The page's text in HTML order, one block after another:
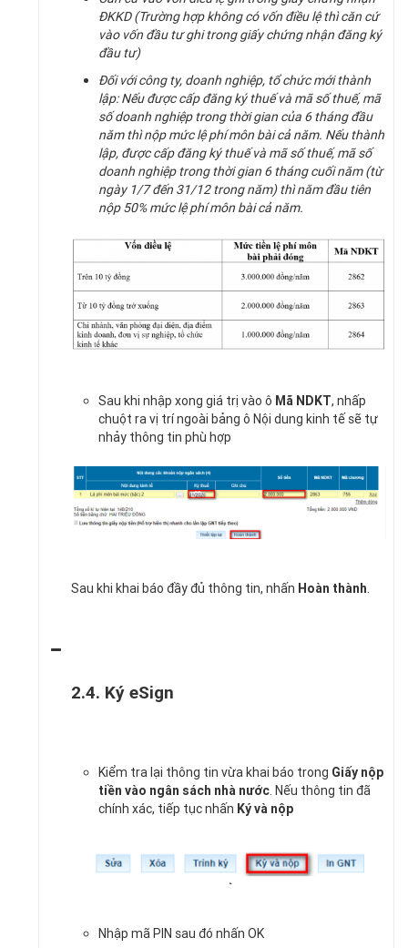
ĐKKD (Trường hợp không có vốn điều lệ thì căn cứ
vào vốn đầu tư ghi trong giấy chứng nhận đăng ký
đầu tư)
Đối với công ty, doanh nghiệp, tổ chức mới thành
lập: Nếu được cấp đăng ký thuế và mã số thuế, mã
số doanh nghiệp trong thời gian của 6 tháng đầu
năm thì nộp mức lệ phí môn bài cả năm. Nếu thành
lập, được cấp đăng ký thuế và mã số thuế, mã số
doanh nghiệp trong thời gian 6 tháng cuối năm (từ
ngày 1/7 đến 31/12 trong năm) thì năm đầu tiên
nộp 50% mức lệ phí môn bài cả năm.
Sau khi nhập xong giá trị vào ô Mã NDKT, nhấp
chuột ra vị trí ngoài bảng ô Nội dung kinh tế sẽ tự
nhảy thông tin phù hợp
Sau khi khai báo đầy đủ thông tin, nhấn Hoàn thành.
2.4. Ký eSign
Kiểm tra lại thông tin vừa khai báo trong Giấy nộp
tiền vào ngân sách nhà nước. Nếu thông tin đã
chính xác, tiếp tục nhấn Ký và nộp
Nhập mã PIN sau đó nhấn OK